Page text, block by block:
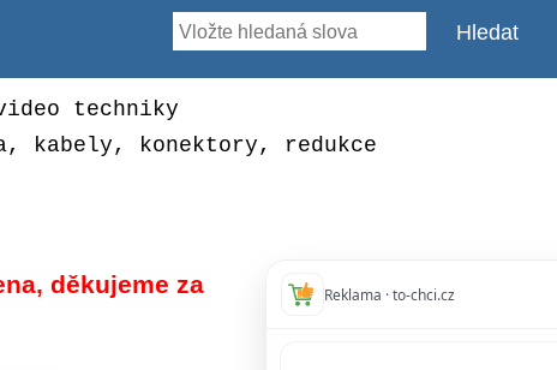
techniky
kabely, konektory, redukce
děkujeme za Reklama · to-chci.cz